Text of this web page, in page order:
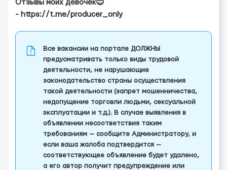
Отзывы моих девочек😊
- https://t.me/producer_only
Все вакансии на портале ДОЛЖНЫ
предусматривать только виды трудовой
деятельности, не нарушающие
законодательство страны осуществления
такой деятельности (запрет мошенничества,
недопущение торговли людьми, сексуальной
эксплуатации и т.д.). В случае выявления в
объявлении несоответствия таким
требованиям — сообщите Администратору, и
если ваша жалоба подтвердится —
соответствующее объявление будет удалено,
а его автор получит предупреждение или